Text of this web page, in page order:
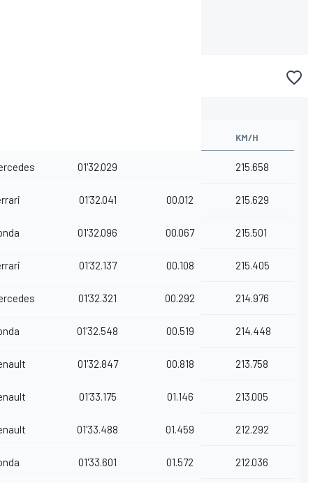
en
KM/H
01'32.029 215.658
01'32.041 00.012 215.629
01'32.096 00.067 215.501
01'32.137 00.108 215.405
01'32.321 00.292 214.976
01'32.548 00.519 214.448
01'32.847 00.818 213.758
01'33.175 01.146 213.005
01'33.488 01.459 212.292
01'33.601 01.572 212.036